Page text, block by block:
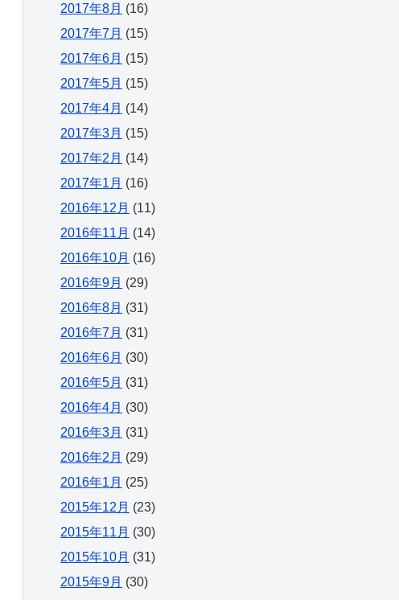
2017年8月 (16)
2017年7月 (15)
2017年6月 (15)
2017年5月 (15)
2017年4月 (14)
2017年3月 (15)
2017年2月 (14)
2017年1月 (16)
2016年12月 (11)
2016年11月 (14)
2016年10月 (16)
2016年9月 (29)
2016年8月 (31)
2016年7月 (31)
2016年6月 (30)
2016年5月 (31)
2016年4月 (30)
2016年3月 (31)
2016年2月 (29)
2016年1月 (25)
2015年12月 (23)
2015年11月 (30)
2015年10月 (31)
2015年9月 (30)